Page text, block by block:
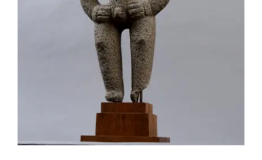
AMS021 Statue anthropomorphe –
Costa Rica